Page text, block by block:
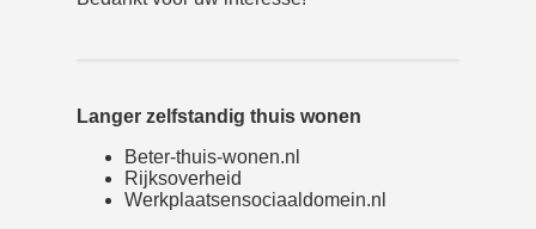
Langer zelfstandig thuis wonen
Beter-thuis-wonen.nl
Rijksoverheid
Werkplaatsensociaaldomein.nl